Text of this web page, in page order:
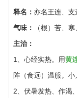
释名： 亦名王连、支
气味：
（根）苦、寒
主治：
1、心经实热。用黄
阵（食远）温服。小
2、伏暑发热、作渴